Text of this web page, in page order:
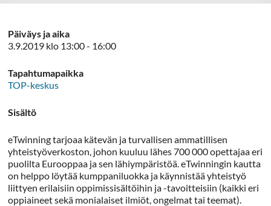
Päiväys ja aika
3.9.2019 klo 13:00 - 16:00
Tapahtumapaikka
TOP-keskus
Sisältö
eTwinning tarjoaa kätevän ja turvallisen ammatillisen
yhteistyöverkoston, johon kuuluu lähes 700 000 opettajaa eri
puolilta Eurooppaa ja sen lähiympäristöä. eTwinningin kautta
on helppo löytää kumppaniluokka ja käynnistää yhteistyö
liittyen erilaisiin oppimissisältöihin ja -tavoitteisiin (kaikki eri
oppiaineet sekä monialaiset ilmiöt, ongelmat tai teemat).